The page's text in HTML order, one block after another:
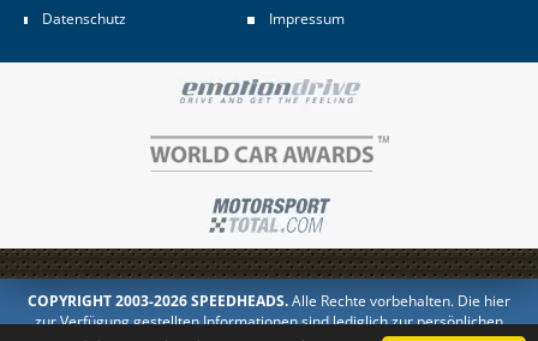
Datenschutz
Impressum
COPYRIGHT 2003-2026 SPEEDHEADS.Alle Rechte vorbehalten. Die hier
zur Verfügung gestellten Informationen sind lediglich zur persönlichen